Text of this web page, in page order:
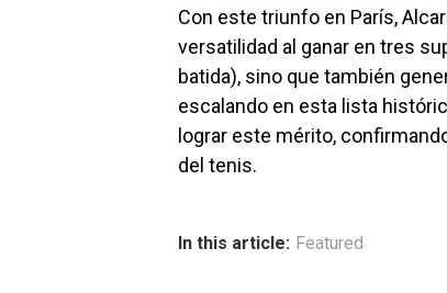
Con este triunfo en París,
versatilidad al ganar en tres
batida), sino que también
escalando en esta lista
lograr este mérito,
del tenis.
In this article: Featured